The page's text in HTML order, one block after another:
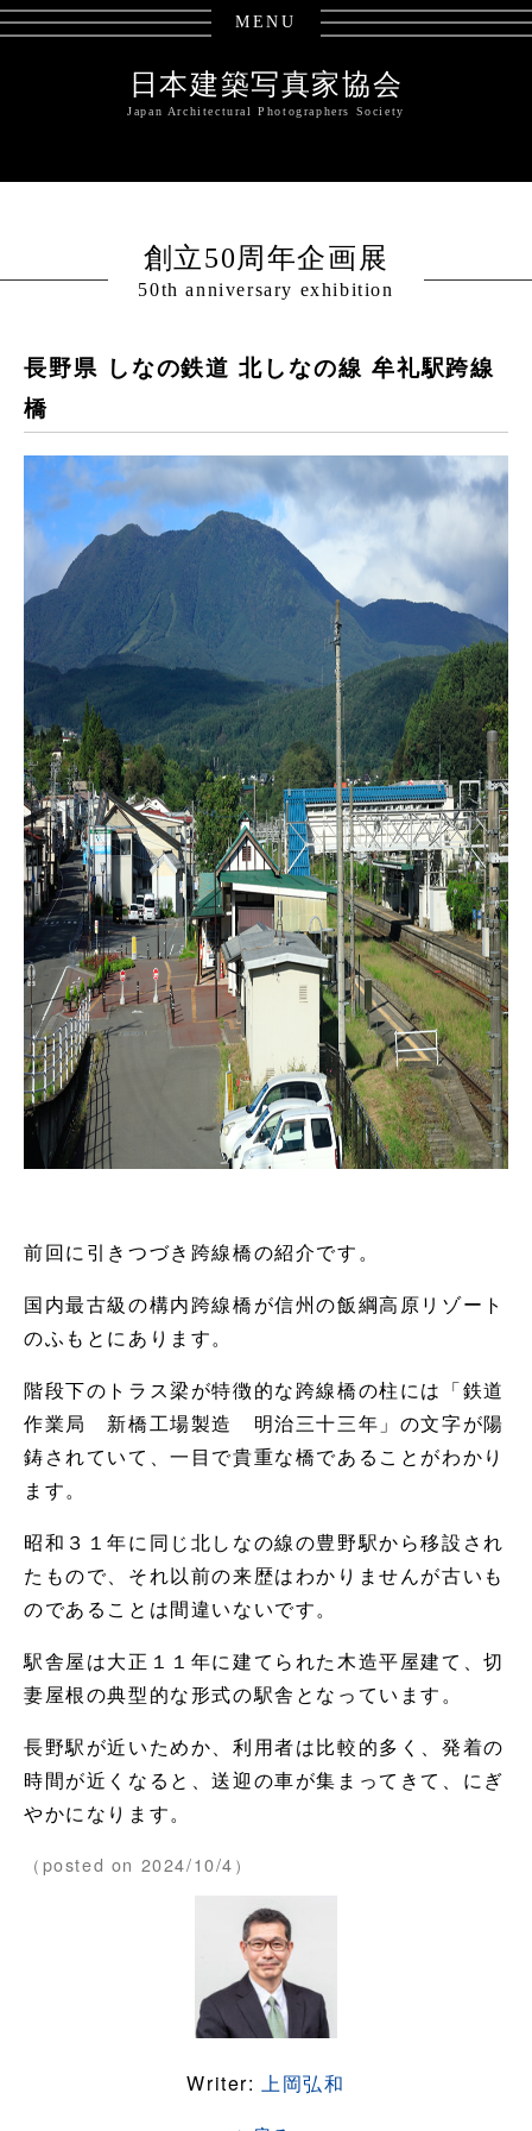
MENU
日本建築写真家協会
Japan Architectural Photographers Society
創立50周年企画展
50th anniversary exhibition
長野県 しなの鉄道 北しなの線 牟礼駅跨線
橋
前回に引きつづき跨線橋の紹介です。
国内最古級の構内跨線橋が信州の飯綱高原リゾート
のふもとにあります。
階段下のトラス梁が特徴的な跨線橋の柱には「鉄道
作業局 新橋工場製造 明治三十三年」の文字が陽
鋳されていて、一目で貴重な橋であることがわかり
ます。
昭和３１年に同じ北しなの線の豊野駅から移設され
たもので、それ以前の来歴はわかりませんが古いも
のであることは間違いないです。
駅舎屋は大正１１年に建てられた木造平屋建て、切
妻屋根の典型的な形式の駅舎となっています。
長野駅が近いためか、利用者は比較的多く、発着の
時間が近くなると、送迎の車が集まってきて、にぎ
やかになります。
（posted on 2024/10/4）
Writer:上岡弘和